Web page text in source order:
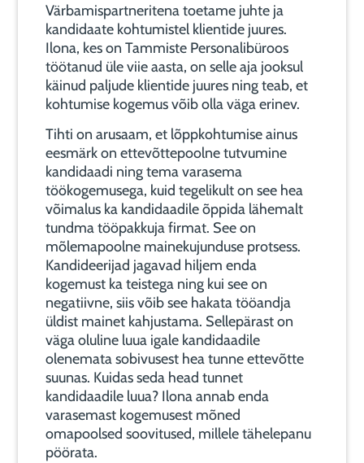
Värbamispartneritena toetame juhte ja
kandidaate kohtumistel klientide juures.
Ilona, kes on Tammiste Personalibüroos
töötanud üle viie aasta, on selle aja jooksul
käinud paljude klientide juures ning teab, et
kohtumise kogemus võib olla väga erinev.
Tihti on arusaam, et lõppkohtumise ainus
eesmärk on ettevõttepoolne tutvumine
kandidaadi ning tema varasema
töökogemusega, kuid tegelikult on see hea
võimalus ka kandidaadile õppida lähemalt
tundma tööpakkuja firmat. See on
mõlemapoolne mainekujunduse protsess.
Kandideerijad jagavad hiljem enda
kogemust ka teistega ning kui see on
negatiivne, siis võib see hakata tööandja
üldist mainet kahjustama. Sellepärast on
väga oluline luua igale kandidaadile
olenemata sobivusest hea tunne ettevõtte
suunas. Kuidas seda head tunnet
kandidaadile luua? Ilona annab enda
varasemast kogemusest mõned
omapoolsed soovitused, millele tähelepanu
pöörata.